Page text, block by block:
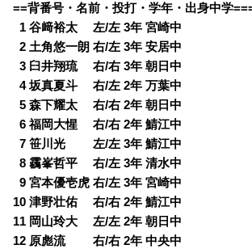
==背番号・名前・投打・学年・出身中学
1 谷﨑裕太 左/左 3年 宮崎中
02 土角悠一朗 右/左 3年 安居中
03 臼井翔琉 右/右 3年 朝日中
04 坂真夏斗 右/左 2年 万葉中
05 森下耀太 右/右 2年 朝日中
06 福岡大惺 右/右 2年 鯖江中
07 笹川光 左/左 3年 鯖江中
08 靏峯哲平 右/左 3年 清水中
09 宮本優壱虎 右/左 3年 宮崎中
10 津野壮佑 右/右 2年 鯖江中
11 岡山玲大 左/左 2年 朝日中
12 原彪流 右/右 2年 中央中